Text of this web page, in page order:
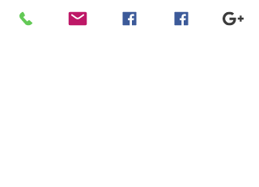
Righe cangianti/brillanti nei colori